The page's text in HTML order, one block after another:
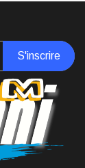
S'inscrire